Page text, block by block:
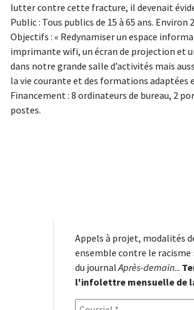
lutter contre cette fracture, il devenait
Public : Tous publics de 15 à 65 ans.
Objectifs : « Redynamiser un espace
imprimante wifi, un écran de projection et
dans notre grande salle d’activités mais
la vie courante et des formations adaptées
Financement : 8 ordinateurs de bureau, 2
postes.
Appels à projet, modalités
ensemble contre le racisme
du journalAprès-demain...
l'infolettre mensuelle de